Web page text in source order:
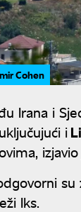
Cohen
Irana i
i
Iks.